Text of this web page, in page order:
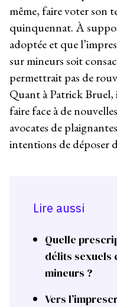
même, faire voter son
quinquennat. À
adoptée et que
sur mineurs soit
permettrait pas de
Quant à Patrick Bruel,
faire face à de
avocates de
intentions de déposer
Lire aussi
Quelle
délits sexuels
mineurs ?
Vers